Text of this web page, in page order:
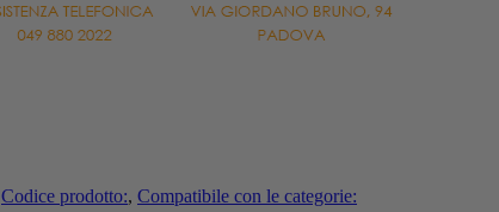
Codice prodotto:, Compatibile con le categorie: